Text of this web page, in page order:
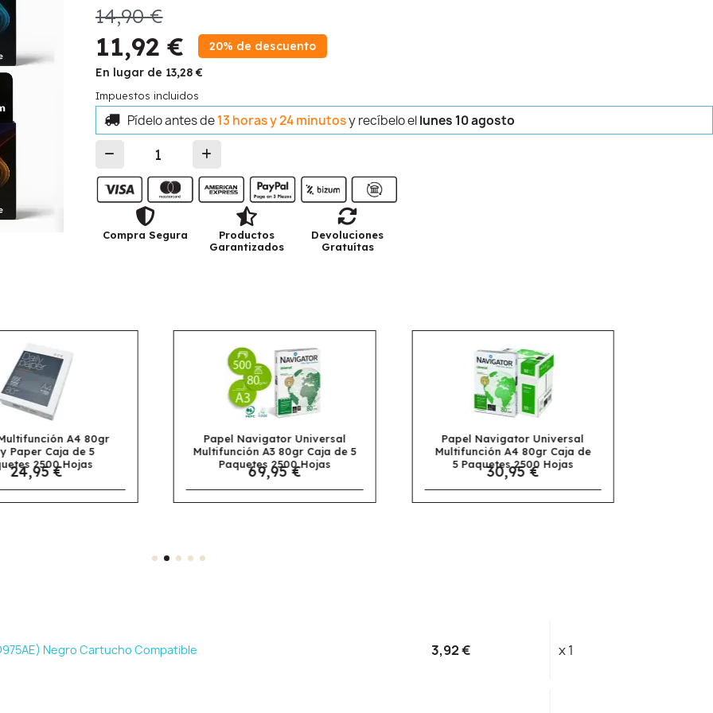
14,90 €
11,92 €
20% de descuento
En lugar de 13,28 €
Impuestos incluidos
Pídelo antes de13 horas y 24 minutosy recíbeloellunes 10 agosto
Compra Segura
Productos
Garantizados
Devoluciones
Gratuítas
Navigator Universal
A3 80gr Caja de 5
Paquetes 2500 Hojas
69,95 €
Papel Navigator Universal
Multifunción A4 80gr Caja de
5 Paquetes 2500 Hojas
30,95 €
Papel Apli Multifunción A4
Colores Pastel Surtido 100
Hojas
4,95 €
Negro Cartucho Compatible 3,92 € x 1